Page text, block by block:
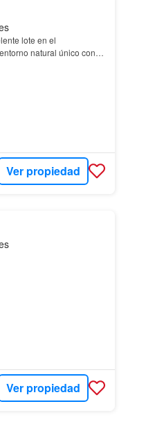
lote en el
natural único con
Ver propiedad
Ver propiedad